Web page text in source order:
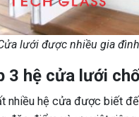
lưới được nhiều gia
3 hệ cửa lưới
nhiều hệ cửa được biết